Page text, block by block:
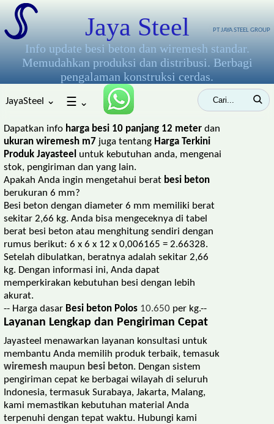
Jaya Steel
Info update besi beton dan wiremesh standar.
Memudahkan produksi dan distribusi. Berbagi
pengalaman konstruksi cerdas.
JayaSteel ⌄ ☰ ⌄
PT JAYA STEEL GROUP
Dapatkan info harga besi 10 panjang 12 meter dan
ukuran wiremesh m7 juga tentang Harga Terkini
Produk Jayasteel untuk kebutuhan anda, mengenai
stok, pengiriman dan yang lain.
Apakah Anda ingin mengetahui berat besi beton
berukuran 6 mm?
Besi beton dengan diameter 6 mm memiliki berat
sekitar 2,66 kg. Anda bisa mengeceknya di tabel
berat besi beton atau menghitung sendiri dengan
rumus berikut: 6 x 6 x 12 x 0,006165 = 2.66328.
Setelah dibulatkan, beratnya adalah sekitar 2,66
kg. Dengan informasi ini, Anda dapat
memperkirakan kebutuhan besi dengan lebih
akurat.
-- Harga dasar Besi beton Polos 10.650 per kg.--
Layanan Lengkap dan Pengiriman Cepat
Jayasteel menawarkan layanan konsultasi untuk
membantu Anda memilih produk terbaik, temasuk
wiremesh maupun besi beton. Dengan sistem
pengiriman cepat ke berbagai wilayah di seluruh
Indonesia, termasuk Surabaya, Jakarta, Malang,
kami memastikan kebutuhan material Anda
terpenuhi dengan tepat waktu. Hubungi kami